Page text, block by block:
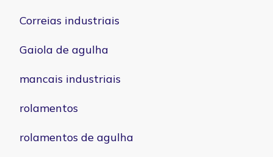
Correias industriais
Gaiola de agulha
mancais industriais
rolamentos
rolamentos de agulha